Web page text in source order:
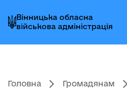
до
головного
меню
до
головного
вмісту
до
головного
колонтитула
Вінницька обласна
військова адміністрація
Головна
Громадянам